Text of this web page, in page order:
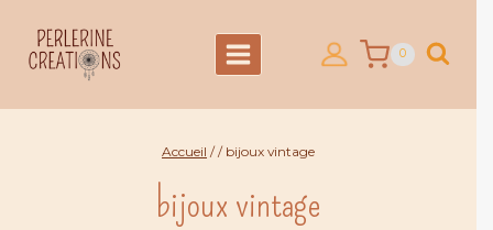
contenu
0
Accueil / / bijoux vintage
bijoux vintage